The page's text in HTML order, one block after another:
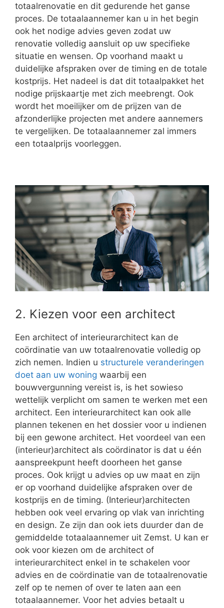
totaalrenovatie en dit gedurende het ganse
proces. De totaalaannemer kan u in het begin
ook het nodige advies geven zodat uw
renovatie volledig aansluit op uw specifieke
situatie en wensen. Op voorhand maakt u
duidelijke afspraken over de timing en de totale
kostprijs. Het nadeel is dat dit totaalpakket het
nodige prijskaartje met zich meebrengt. Ook
wordt het moeilijker om de prijzen van de
afzonderlijke projecten met andere aannemers
te vergelijken. De totaalaannemer zal immers
een totaalprijs voorleggen.
2. Kiezen voor een architect
Een architect of interieurarchitect kan de
coördinatie van uw totaalrenovatie volledig op
zich nemen. Indien u structurele veranderingen
doet aan uw woning waarbij een
bouwvergunning vereist is, is het sowieso
wettelijk verplicht om samen te werken met een
architect. Een interieurarchitect kan ook alle
plannen tekenen en het dossier voor u indienen
bij een gewone architect. Het voordeel van een
(interieur)architect als coördinator is dat u één
aanspreekpunt heeft doorheen het ganse
proces. Ook krijgt u advies op uw maat en zijn
er op voorhand duidelijke afspraken over de
kostprijs en de timing. (Interieur)architecten
hebben ook veel ervaring op vlak van inrichting
en design. Ze zijn dan ook iets duurder dan de
gemiddelde totaalaannemer uit Zemst. U kan er
ook voor kiezen om de architect of
interieurarchitect enkel in te schakelen voor
advies en de coördinatie van de totaalrenovatie
zelf op te nemen of over te laten aan een
totaalaannemer. Voor het advies betaalt u